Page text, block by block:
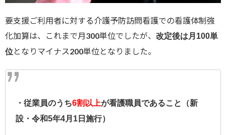
要支援ご利用者に対する介護予防訪問看護での看護体制強
化加算は、これまで月300単位でしたが、 改定後は月100単
位となりマイナス200単位となりました。
・従業員のうち6割以上が看護職員であること（新
設・令和5年4月1日施行）